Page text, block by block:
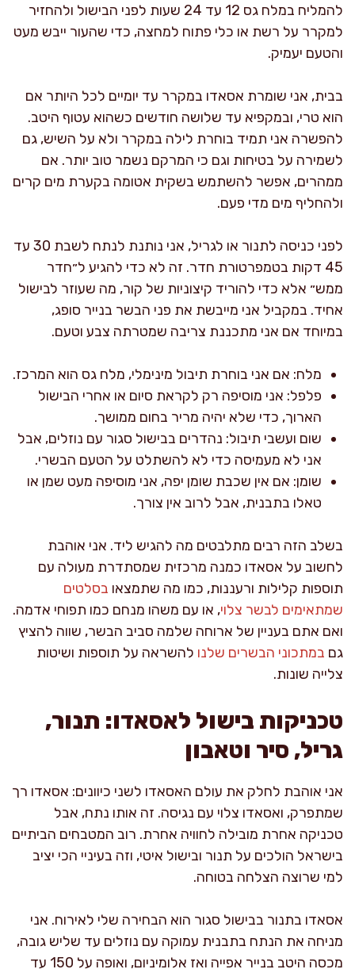
להמליח במלח גס 12 עד 24 שעות לפני הבישול ולהחזיר
למקרר על רשת או כלי פתוח למחצה, כדי שהעור ייבש מעט
והטעם יעמיק.
בבית, אני שומרת אסאדו במקרר עד יומיים לכל היותר אם
הוא טרי, ובמקפיא עד שלושה חודשים כשהוא עטוף היטב.
להפשרה אני תמיד בוחרת לילה במקרר ולא על השיש, גם
לשמירה על בטיחות וגם כי המרקם נשמר טוב יותר. אם
ממהרים, אפשר להשתמש בשקית אטומה בקערת מים קרים
ולהחליף מים מדי פעם.
לפני כניסה לתנור או לגריל, אני נותנת לנתח לשבת 30 עד
45 דקות בטמפרטורת חדר. זה לא כדי להגיע ל״חדר
ממש״ אלא כדי להוריד קיצוניות של קור, מה שעוזר לבישול
אחיד. במקביל אני מייבשת את פני הבשר בנייר סופג,
במיוחד אם אני מתכננת צריבה שמטרתה צבע וטעם.
מלח: אם אני בוחרת תיבול מינימלי, מלח גס הוא המרכז.
פלפל: אני מוסיפה רק לקראת סיום או אחרי הבישול
הארוך, כדי שלא יהיה מריר בחום ממושך.
שום ועשבי תיבול: נהדרים בבישול סגור עם נוזלים, אבל
אני לא מעמיסה כדי לא להשתלט על הטעם הבשרי.
שומן: אם אין שכבת שומן יפה, אני מוסיפה מעט שמן או
טאלו בתבנית, אבל לרוב אין צורך.
בשלב הזה רבים מתלבטים מה להגיש ליד. אני אוהבת
לחשוב על אסאדו כמנה מרכזית שמסתדרת מעולה עם
תוספות קלילות ורעננות, כמו מה שתמצאו בסלטים
שמתאימים לבשר צלוי, או עם משהו מנחם כמו תפוחי אדמה.
ואם אתם בעניין של ארוחה שלמה סביב הבשר, שווה להציץ
גם במתכוני הבשרים שלנו להשראה על תוספות ושיטות
צלייה שונות.
טכניקות בישול לאסאדו: תנור,
גריל, סיר וטאבון
אני אוהבת לחלק את עולם האסאדו לשני כיוונים: אסאדו רך
שמתפרק, ואסאדו צלוי עם נגיסה. זה אותו נתח, אבל
טכניקה אחרת מובילה לחוויה אחרת. רוב המטבחים הביתיים
בישראל הולכים על תנור ובישול איטי, וזה בעיניי הכי יציב
למי שרוצה הצלחה בטוחה.
אסאדו בתנור בבישול סגור הוא הבחירה שלי לאירוח. אני
מניחה את הנתח בתבנית עמוקה עם נוזלים עד שליש גובה,
מכסה היטב בנייר אפייה ואז אלומיניום, ואופה על 150 עד